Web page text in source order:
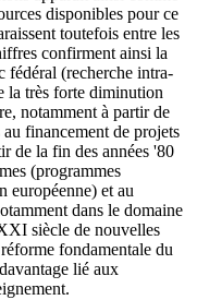
disponibles pour ce
toutefois entre les
confirment ainsi la
fédéral (recherche intra-
la très forte diminution
notamment à partir de
au financement de projets
de la fin des années '80
(programmes
européenne) et au
dans le domaine
siècle de nouvelles
fondamentale du
lié aux